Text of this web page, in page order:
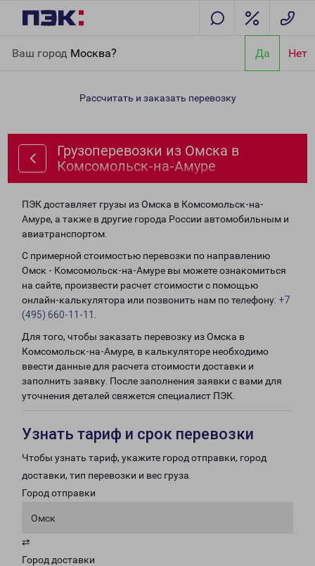
Ваш город Москва? Да Нет
Комсомольск-на-Амуре
Рассчитать и заказать перевозку
Грузоперевозки из Омска в
Комсомольск-на-Амуре
ПЭК доставляет грузы из Омска в Комсомольск-на-
Амуре, а также в другие города России автомобильным и
авиатранспортом.
С примерной стоимостью перевозки по направлению
Омск - Комсомольск-на-Амуре вы можете ознакомиться
на сайте, произвести расчет стоимости с помощью
онлайн-калькулятора или позвонить нам по телефону: +7
(495) 660-11-11
Для того, чтобы заказать перевозку из Омска в
Комсомольск-на-Амуре, в калькуляторе необходимо
ввести данные для расчета стоимости доставки и
заполнить заявку. После заполнения заявки с вами для
уточнения деталей свяжется специалист ПЭК.
Узнать тариф и срок перевозки
Чтобы узнать тариф, укажите город отправки, город
доставки, тип перевозки и вес груза.
Город отправки
Омск
⇄
Город доставки